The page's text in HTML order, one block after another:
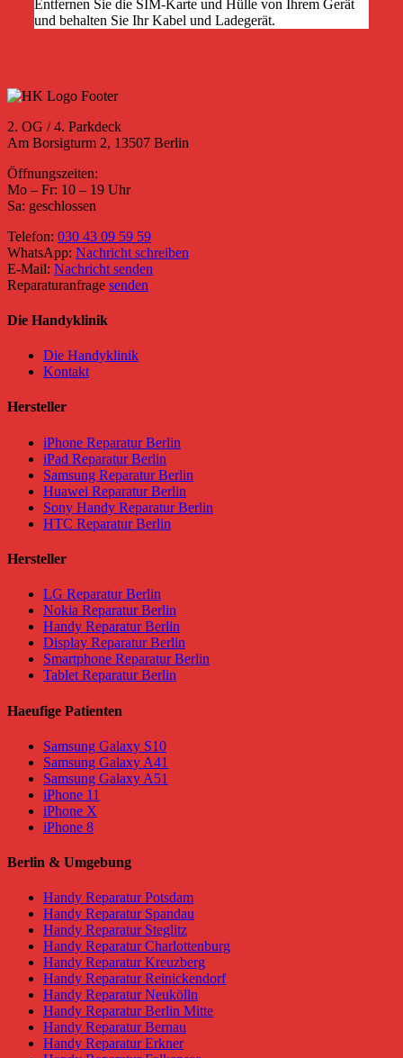
Entfernen Sie die SIM-Karte und Hülle von Ihrem Gerät
und behalten Sie Ihr Kabel und Ladegerät.
2. OG / 4. Parkdeck
Am Borsigturm 2, 13507 Berlin
Öffnungszeiten:
Mo – Fr: 10 – 19 Uhr
Sa: geschlossen
Telefon: 030 43 09 59 59
WhatsApp: Nachricht schreiben
E-Mail: Nachricht senden
Reparaturanfrage senden
Die Handyklinik
Die Handyklinik
Kontakt
Hersteller
iPhone Reparatur Berlin
iPad Reparatur Berlin
Samsung Reparatur Berlin
Huawei Reparatur Berlin
Sony Handy Reparatur Berlin
HTC Reparatur Berlin
Hersteller
LG Reparatur Berlin
Nokia Reparatur Berlin
Handy Reparatur Berlin
Display Reparatur Berlin
Smartphone Reparatur Berlin
Tablet Reparatur Berlin
Haeufige Patienten
Samsung Galaxy S10
Samsung Galaxy A41
Samsung Galaxy A51
iPhone 11
iPhone X
iPhone 8
Berlin & Umgebung
Handy Reparatur Potsdam
Handy Reparatur Spandau
Handy Reparatur Steglitz
Handy Reparatur Charlottenburg
Handy Reparatur Kreuzberg
Handy Reparatur Reinickendorf
Handy Reparatur Neukölln
Handy Reparatur Berlin Mitte
Handy Reparatur Bernau
Handy Reparatur Erkner